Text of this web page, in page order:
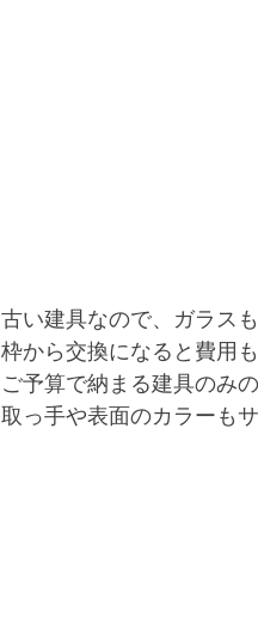
古い建具なので、ガラス
枠から交換になると費用
ご予算で納まる建具のみ
取っ手や表面のカラーも